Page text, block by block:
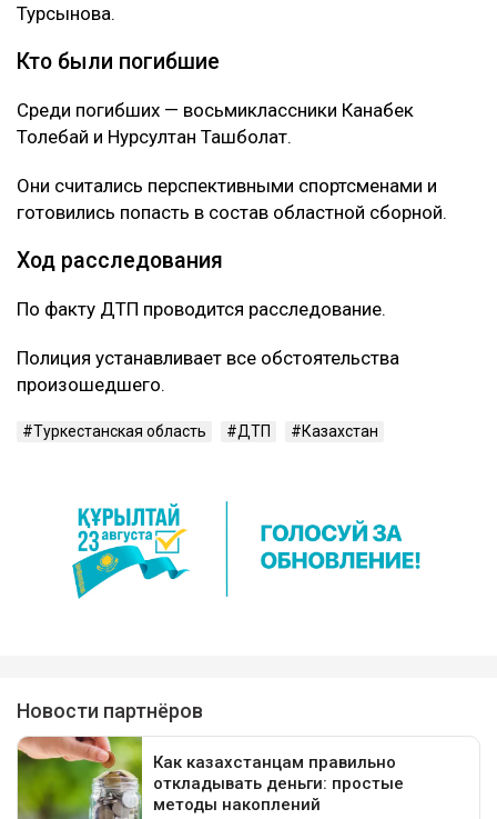
Турсынова.
Кто были погибшие
Среди погибших — восьмиклассники Канабек
Толебай и Нурсултан Ташболат.
Они считались перспективными спортсменами и
готовились попасть в состав областной сборной.
Ход расследования
По факту ДТП проводится расследование.
Полиция устанавливает все обстоятельства
произошедшего.
Туркестанская область ДТП Казахстан